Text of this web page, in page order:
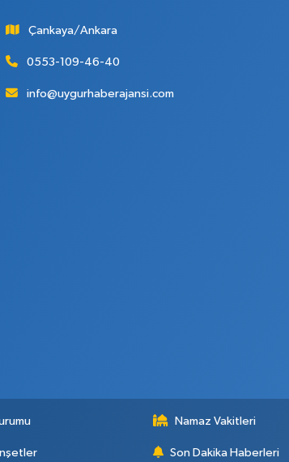
Çankaya/Ankara
0553-109-46-40
info@uygurhaberajansi.com
Namaz Vakitleri
Son Dakika Haberleri